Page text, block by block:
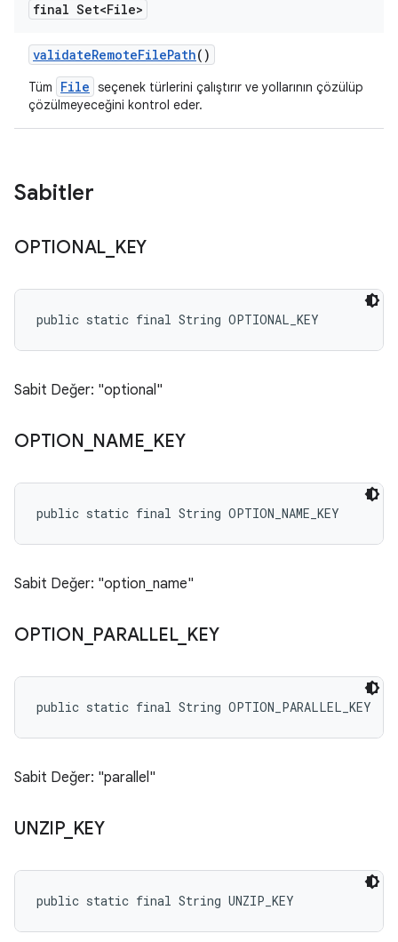
final Set<File>
validateRemoteFilePath()
Tüm File seçenek türlerini çalıştırır ve yollarının çözülüp
çözülmeyeceğini kontrol eder.
Sabitler
OPTIONAL KEY
public static final String OPTIONAL_KEY
Sabit Değer: "optional"
OPTION NAME KEY
public static final String OPTION_NAME_KEY
Sabit Değer: "option_name"
OPTION PARALLEL_ KEY
public static final String OPTION_PARALLEL_KEY
Sabit Değer: "parallel"
UNZIP_ KEY
public static final String UNZIP_KEY